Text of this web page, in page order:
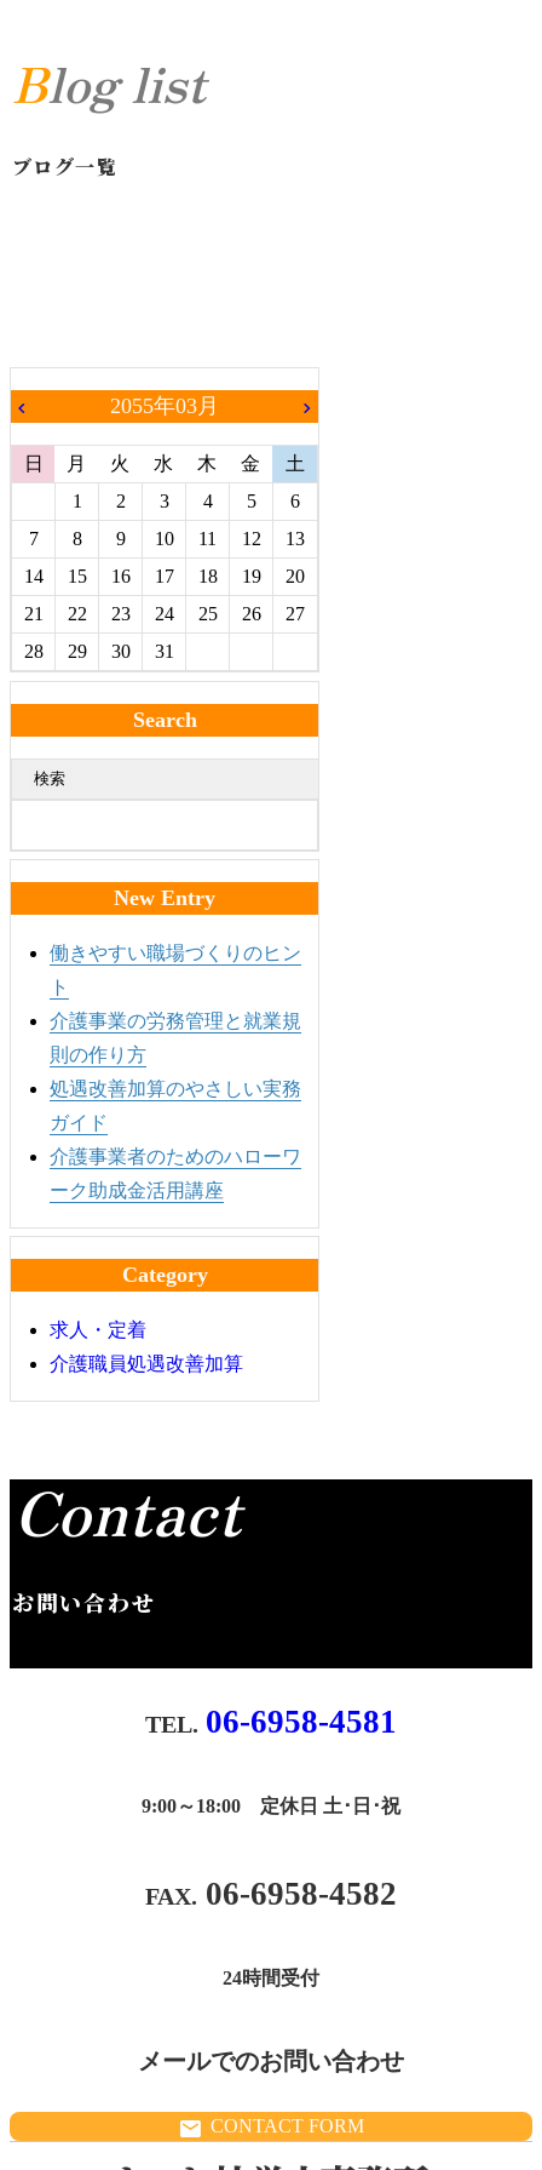
Blog list
ブログ一覧
chevron_left 2055年03月 chevron_right
日 月 火 水 木 金
土
1
2 3 4 5
6
7
8 9 10 11 12
13
14
15 16 17 18 19
20
21
22 23 24 25 26
27
28
29 30 31
Search
検索
New Entry
働きやすい職場づくりのヒン
ト
介護事業の労務管理と就業規
則の作り方
処遇改善加算のやさしい実務
ガイド
介護事業者のためのハローワ
ーク助成金活用講座
Category
求人・定着
介護職員処遇改善加算
Contact
お問い合わせ
06-6958-4581
9:00～18:00 定休日 土･日･祝
06-6958-4582
24時間受付
メールでのお問い合わせ
CONTACT FORM